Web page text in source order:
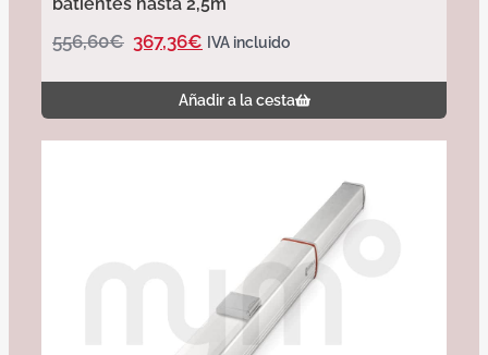
556,60€ 367,36€ IVA incluido
Añadir a la cesta